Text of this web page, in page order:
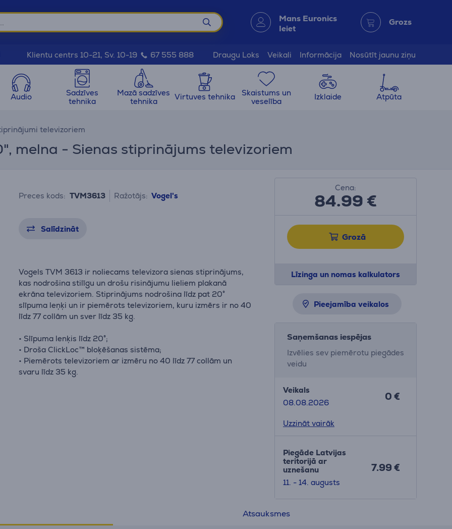
Mans Euronics
Ieiet
Grozs
Klientu centrs 10-21, Sv. 10-19 67 555 888 Draugu Loks Veikali Informācija Nosūtīt jaunu ziņu
Audio
Sadzīves
tehnika
Mazā sadzīves
tehnika
Virtuves tehnika
Skaistums un
veselība
Izklaide Atpūta
televizoriem
melna - Sienas stiprinājums televizoriem
Preces kods: TVM3613 Ražotājs: Vogel's
Salīdzināt
Vogels TVM 3613 ir noliecams televizora sienas stiprinājums,
kas nodrošina stilīgu un drošu risinājumu lieliem plakanā
ekrāna televizoriem. Stiprinājums nodrošina līdz pat 20°
slīpuma leņķi un ir piemērots televizoriem, kuru izmērs ir no 40
līdz 77 collām un sver līdz 35 kg.
• Slīpuma lenķis līdz 20°;
• Droša ClickLoc™ bloķēšanas sistēma;
• Piemērots televizoriem ar izmēru no 40 līdz 77 collām un
svaru līdz 35 kg.
Cena:
84.99€
Grozā
Līzinga un nomas kalkulators
Pieejamība veikalos
Saņemšanas iespējas
Izvēlies sev piemērotu piegādes
veidu
Veikals
08.08.2026
0 €
Uzzināt vairāk
Piegāde Latvijas
teritorijā ar
uznešanu
11. - 14. augusts
7.99 €
Atsauksmes